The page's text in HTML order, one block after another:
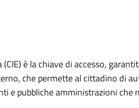
è la chiave di accesso,
che permette al cittadino di
e pubbliche amministrazioni che